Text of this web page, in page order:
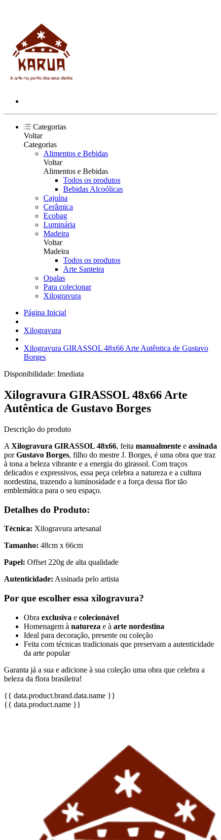
Categorias
Voltar
Categorias
Alimentos e Bebidas
Voltar
Alimentos e Bebidas
Todos os produtos
Bebidas Alcoólicas
Cajuína
Cerâmica
Ecobag
Luminária
Madeira
Voltar
Madeira
Todos os produtos
Arte Santeira
Opalas
Para colecionar
Xilogravura
Página Inicial
Xilogravura
Xilogravura GIRASSOL 48x66 Arte Autêntica de Gustavo
Borges
Disponibilidade: Imediata
Xilogravura GIRASSOL 48x66 Arte
Autêntica de Gustavo Borges
Descrição do produto
A Xilogravura GIRASSOL 48x66, feita manualmente e assinada
porGustavo Borges, filho do mestre J. Borges, é uma obra que traz
à tona a beleza vibrante e a energia do girassol. Com traços
delicados e expressivos, essa peça celebra a natureza e a cultura
nordestina, trazendo a luminosidade e a força dessa flor tão
emblemática para o seu espaço.
Detalhes do Produto:
Técnica: Xilogravura artesanal
Tamanho: 48cm x 66cm
Papel: Offset 220g de alta qualidade
Autenticidade: Assinada pelo artista
Por que escolher essa xilogravura?
Obra exclusiva e colecionável
Homenagem à natureza e à arte nordestina
Ideal para decoração, presente ou coleção
Feita com técnicas tradicionais que preservam a autenticidade
da arte popular
Garanta já a sua e adicione à sua coleção uma obra que celebra a
beleza da flora brasileira!
{{ data.product.brand.data.name }}
{{ data.product.name }}